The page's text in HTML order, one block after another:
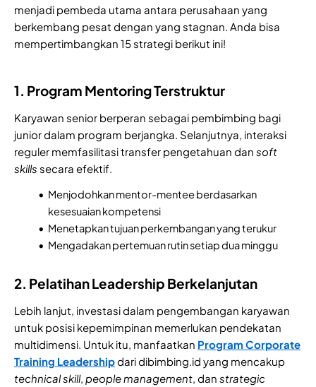
menjadi pembeda utama antara perusahaan yang
berkembang pesat dengan yang stagnan. Anda bisa
mempertimbangkan 15 strategi berikut ini!
1. Program Mentoring Terstruktur
Karyawan senior berperan sebagai pembimbing bagi
junior dalam program berjangka. Selanjutnya, interaksi
reguler memfasilitasi transfer pengetahuan dan soft
skills secara efektif.
Menjodohkan mentor-mentee berdasarkan
kesesuaian kompetensi
Menetapkan tujuan perkembangan yang terukur
Mengadakan pertemuan rutin setiap dua minggu
2. Pelatihan Leadership Berkelanjutan
Lebih lanjut, investasi dalam pengembangan karyawan
untuk posisi kepemimpinan memerlukan pendekatan
multidimensi. Untuk itu, manfaatkan Program Corporate
Training Leadershipdari dibimbing.id yang mencakup
technical skill, people management , dan strategic